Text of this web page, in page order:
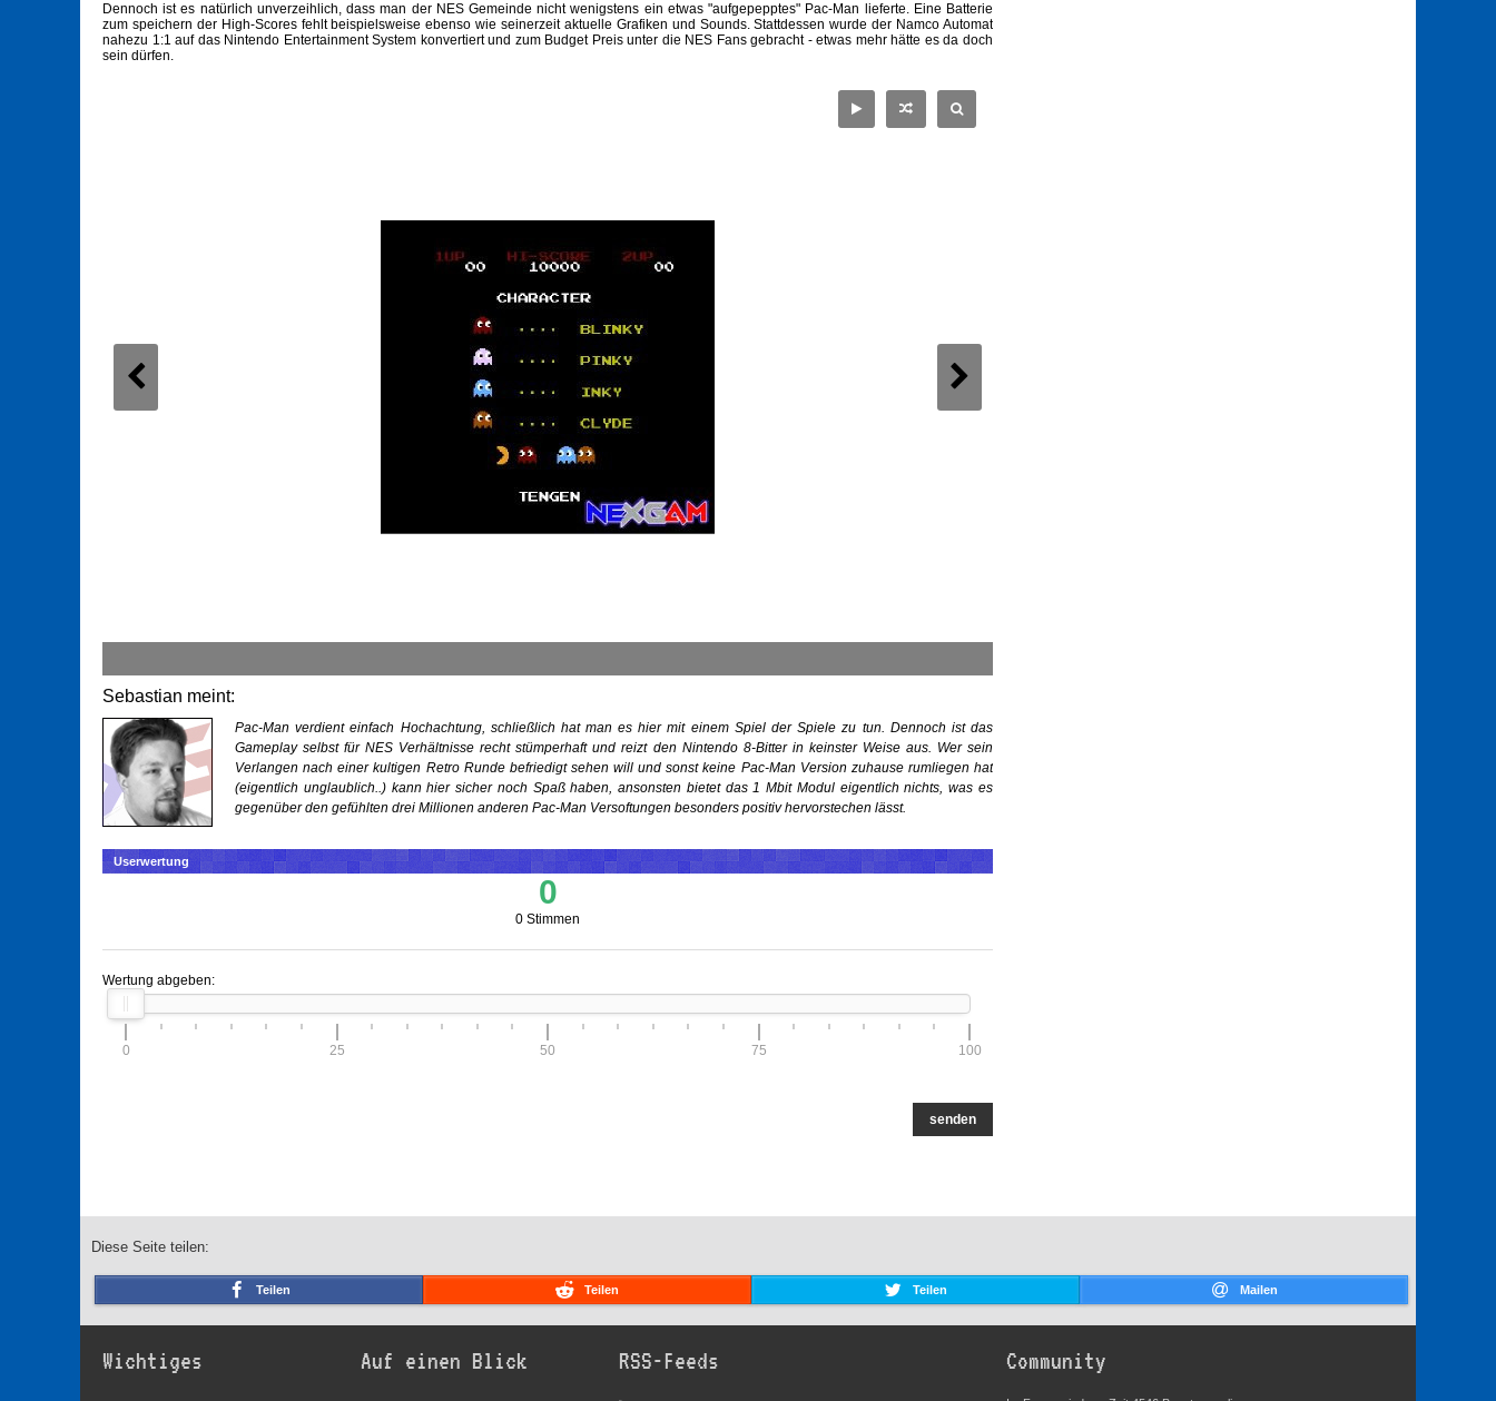
Dennoch ist es natürlich unverzeihlich, dass man der NES Gemeinde nicht wenigstens ein etwas "aufgepepptes" Pac-Man lieferte. Eine Batterie
zum speichern der High-Scores fehlt beispielsweise ebenso wie seinerzeit aktuelle Grafiken und Sounds. Stattdessen wurde der Namco Automat
nahezu 1:1 auf das Nintendo Entertainment System konvertiert und zum Budget Preis unter die NES Fans gebracht - etwas mehr hätte es da doch
sein dürfen.
Sebastian meint:
Pac-Man verdient einfach Hochachtung, schließlich hat man es hier mit einem Spiel der Spiele zu tun. Dennoch ist das
Gameplay selbst für NES Verhältnisse recht stümperhaft und reizt den Nintendo 8-Bitter in keinster Weise aus. Wer sein
Verlangen nach einer kultigen Retro Runde befriedigt sehen will und sonst keine Pac-Man Version zuhause rumliegen hat
(eigentlich unglaublich..) kann hier sicher noch Spaß haben, ansonsten bietet das 1 Mbit Modul eigentlich nichts, was es
gegenüber den gefühlten drei Millionen anderen Pac-Man Versoftungen besonders positiv hervorstechen lässt.
Userwertung
0
0 Stimmen
Wertung abgeben:
0 25 50 75 100
senden
Diese Seite teilen:
Teilen Teilen Teilen Mailen
Wichtiges Auf einen Blick RSS-Feeds Community